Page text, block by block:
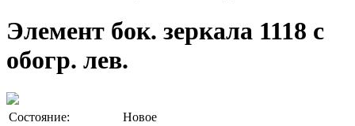
Элемент бок. зеркала 1118 с
обогр. лев.
Состояние:
Новое